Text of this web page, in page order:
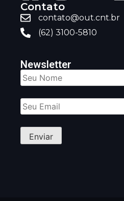
Contato
contato@out.cnt.br
(62) 3100-5810
Newsletter